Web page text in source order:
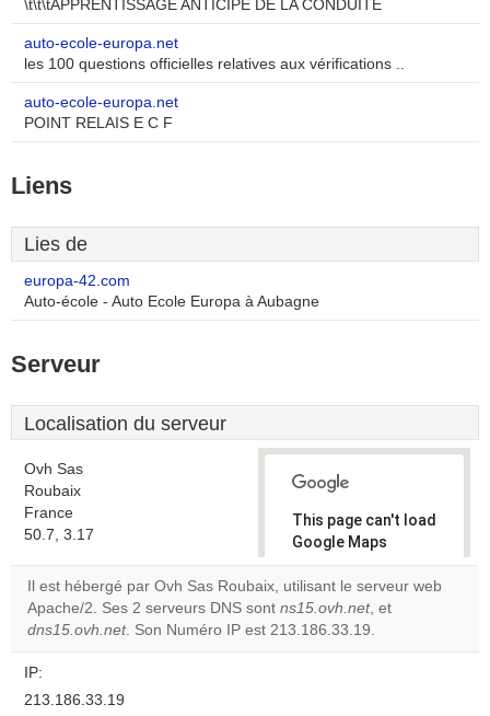
\t\t\tAPPRENTISSAGE ANTICIPE DE LA CONDUITE
auto-ecole-europa.net
les 100 questions officielles relatives aux vérifications ..
auto-ecole-europa.net
POINT RELAIS E C F
Liens
Lies de
europa-42.com
Auto-école - Auto Ecole Europa à Aubagne
Serveur
Localisation du serveur
Ovh Sas
Roubaix
France
50.7, 3.17
This page can't load
Google Maps
correctly.
Do you
own this
Il est hébergé par Ovh Sas Roubaix, utilisant le serveur web
Apache/2. Ses 2 serveurs DNS sont ns15.ovh.net, et
dns15.ovh.net. Son Numéro IP est 213.186.33.19.
IP:
213.186.33.19